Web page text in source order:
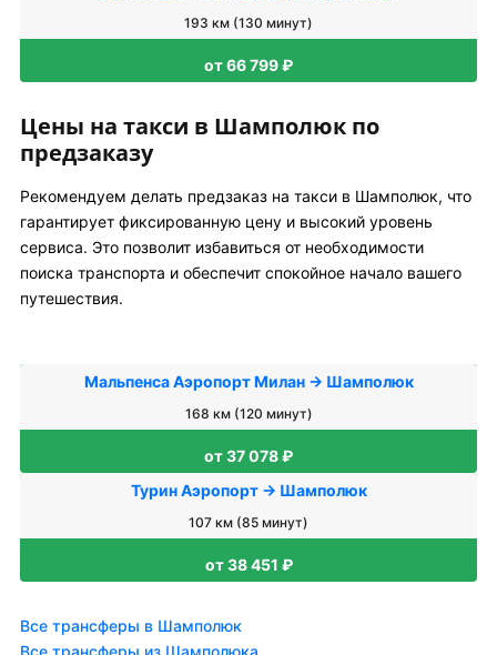
193 км (130 минут)
от 66 799 ₽
Цены на такси в Шамполюк по
предзаказу
Рекомендуем делать предзаказ на такси в Шамполюк, что
гарантирует фиксированную цену и высокий уровень
сервиса. Это позволит избавиться от необходимости
поиска транспорта и обеспечит спокойное начало вашего
путешествия.
Мальпенса Аэропорт Милан → Шамполюк
168 км (120 минут)
от 37 078 ₽
Турин Аэропорт → Шамполюк
107 км (85 минут)
от 38 451 ₽
Все трансферы в Шамполюк
Все трансферы из Шамполюка